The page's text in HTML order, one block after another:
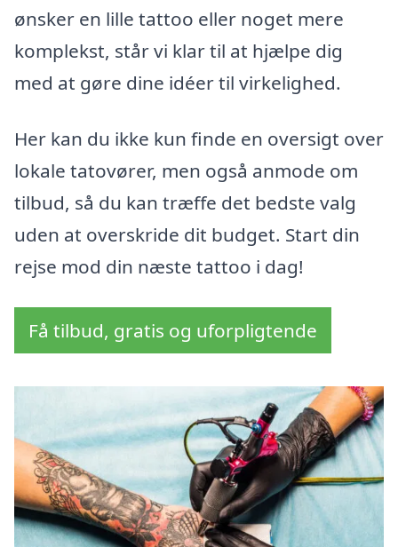
ønsker en lille tattoo eller noget mere
komplekst, står vi klar til at hjælpe dig
med at gøre dine idéer til virkelighed.
Her kan du ikke kun finde en oversigt over
lokale tatovører, men også anmode om
tilbud, så du kan træffe det bedste valg
uden at overskride dit budget. Start din
rejse mod din næste tattoo i dag!
Få tilbud, gratis og uforpligtende